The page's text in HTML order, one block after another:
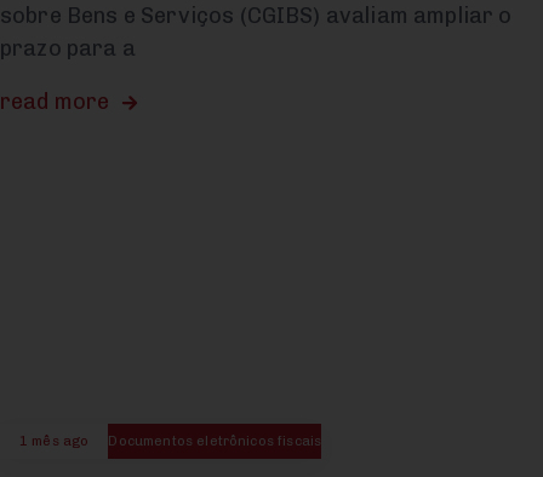
sobre Bens e Serviços (CGIBS) avaliam ampliar o
prazo para a
read more
1 mês ago Documentos eletrônicos fiscais